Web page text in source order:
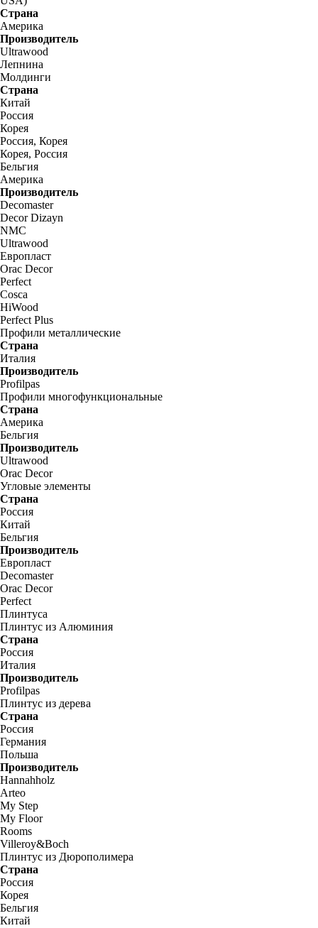
Страна
Америка
Производитель
Ultrawood
Лепнина
Молдинги
Страна
Китай
Россия
Корея
Россия, Корея
Корея, Россия
Бельгия
Америка
Производитель
Decomaster
Decor Dizayn
NMC
Ultrawood
Европласт
Orac Decor
Perfect
Cosca
HiWood
Perfect Plus
Профили металлические
Страна
Италия
Производитель
Profilpas
Профили многофункциональные
Страна
Америка
Бельгия
Производитель
Ultrawood
Orac Decor
Угловые элементы
Страна
Россия
Китай
Бельгия
Производитель
Европласт
Decomaster
Orac Decor
Perfect
Плинтуса
Плинтус из Алюминия
Страна
Россия
Италия
Производитель
Profilpas
Плинтус из дерева
Страна
Россия
Германия
Польша
Производитель
Hannahholz
Arteo
My Step
My Floor
Rooms
Villeroy&Boch
Плинтус из Дюрополимера
Страна
Россия
Корея
Бельгия
Китай